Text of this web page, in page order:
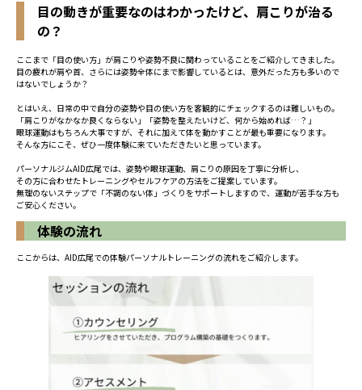
目の動きが重要なのはわかったけど、肩こりが治る
の？
ここまで「目の使い方」が肩こりや姿勢不良に関わっていることをご紹介してきました。
目の疲れが肩や首、さらには姿勢全体にまで影響しているとは、意外だった方も多いので
はないでしょうか？
とはいえ、日常の中で自分の姿勢や目の使い方を客観的にチェックするのは難しいもの。
「肩こりがなかなか良くならない」「姿勢を整えたいけど、何から始めれば…？」
眼球運動はもちろん大事ですが、それに加えて体を動かすことが最も重要になります。
そんな方にこそ、ぜひ一度体験に来ていただきたいと思っています。
パーソナルジムAID広尾では、姿勢や眼球運動、肩こりの原因を丁寧に分析し、
その方に合わせたトレーニングやセルフケアの方法をご提案しています。
無理のないステップで「不調のない体」づくりをサポートしますので、運動が苦手な方も
ご安心ください。
体験の流れ
ここからは、AID広尾での体験パーソナルトレーニングの流れをご紹介します。